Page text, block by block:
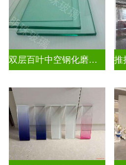
双层百叶中空钢化磨砂玄关隔断